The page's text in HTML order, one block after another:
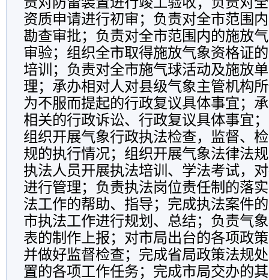
资质申请进行初审；负责对全市范围
勘查审批；负责对全市范围内的施放
审验；组织全市取得施放气象资格证
培训；负责对全市施气球活动及施放
理；承办相对人对县级气象主管机构
为不服而提起的行政复议具体事宜；
相关的行政诉讼、行政复议具体事宜
组织开展气象行政执法检查，监督、
规的执行情况；组织开展气象法律法
执法人员开展执法培训、学法考试，
进行管理；负责执法岗位责任制的落
法工作的帮助、指导；完成执法案件
市执法工作进行规划、总结；负责气
表的制作上报；对市局出台的各项政
并做好监督检查；完成省局政策法规
置的各项工作任务；完成市局交办的